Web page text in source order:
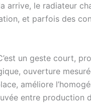
arrive, le radiateur
et parfois des
un geste court,
ouverture
améliore
entre